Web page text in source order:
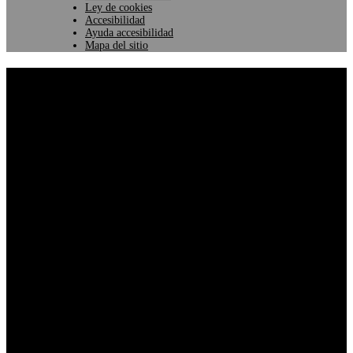
Ley de cookies
Accesibilidad
Ayuda accesibilidad
Mapa del sitio